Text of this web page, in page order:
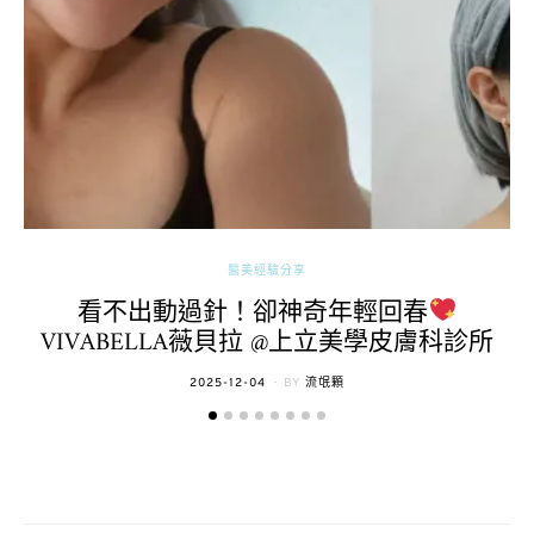
醫美經驗分享
看不出動過針！卻神奇年輕回春
VIVABELLA薇貝拉 @上立美學皮膚科診所
POSTED
2025-12-04 BY 流氓顆